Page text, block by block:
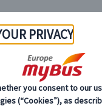
ポルトガル (4) リスボン